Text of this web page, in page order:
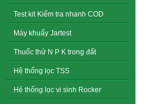
Test kit Kiểm tra nhanh COD
Máy khuấy Jartest
Thuốc thử N P K trong đất
Hệ thống lọc TSS
Hệ thống lọc vi sinh Rocker